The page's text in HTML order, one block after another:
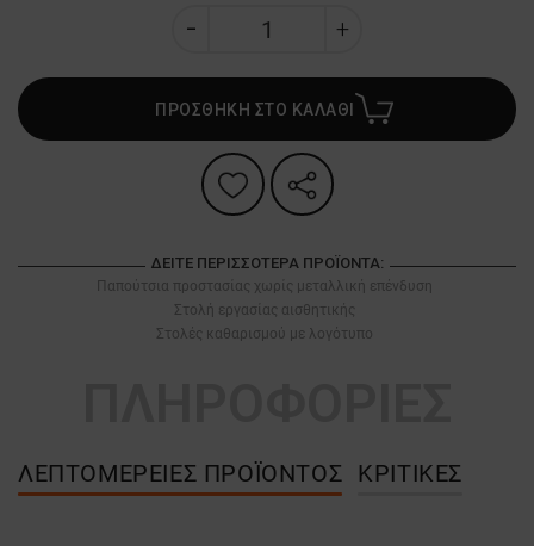
ΠΡΟΣΘΗΚΗ ΣΤΟ ΚΑΛΑΘΙ
ΔΕΊΤΕ ΠΕΡΙΣΣΌΤΕΡΑ ΠΡΟΪΌΝΤΑ:
Παπούτσια προστασίας χωρίς μεταλλική επένδυση
Στολή εργασίας αισθητικής
Στολές καθαρισμού με λογότυπο
ΛΕΠΤΟΜΈΡΕΙΕΣ ΠΡΟΪΌΝΤΟΣ ΚΡΙΤΙΚΈΣ